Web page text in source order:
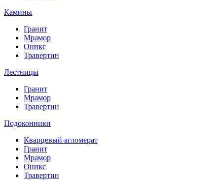
Камины
Гранит
Мрамор
Оникс
Травертин
Лестницы
Гранит
Мрамор
Травертин
Подоконники
Кварцевый агломерат
Гранит
Мрамор
Оникс
Травертин